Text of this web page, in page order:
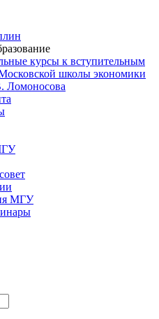
курсы к вступительным
школы экономики
МГУ